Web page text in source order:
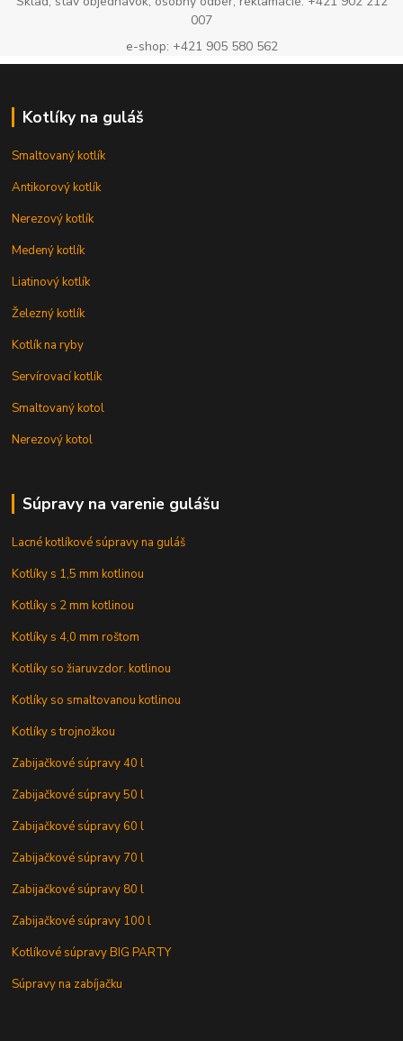
007
e-shop: +421 905 580 562
Kotlíky na guláš
Smaltovaný kotlík
Antikorový kotlík
Nerezový kotlík
Medený kotlík
Liatinový kotlík
Železný kotlík
Kotlík na ryby
Servírovací kotlík
Smaltovaný kotol
Nerezový kotol
Súpravy na varenie gulášu
Lacné kotlíkové súpravy na guláš
Kotlíky s 1,5 mm kotlinou
Kotlíky s 2 mm kotlinou
Kotlíky s 4,0 mm roštom
Kotlíky so žiaruvzdor. kotlinou
Kotlíky so smaltovanou kotlinou
Kotlíky s trojnožkou
Zabijačkové súpravy 40 l
Zabijačkové súpravy 50 l
Zabijačkové súpravy 60 l
Zabijačkové súpravy 70 l
Zabijačkové súpravy 80 l
Zabijačkové súpravy 100 l
Kotlíkové súpravy BIG PARTY
Súpravy na zabíjačku